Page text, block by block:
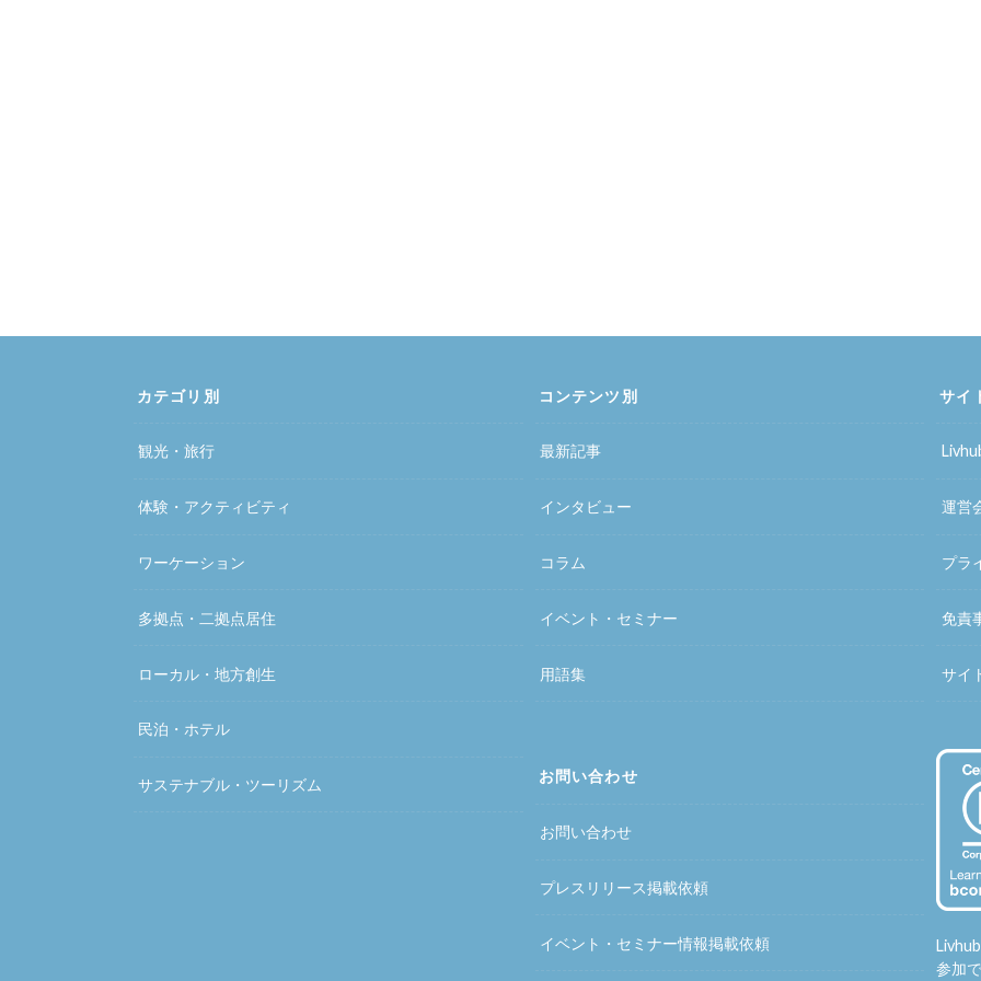
カテゴリ別
観光・旅行
体験・アクティビティ
ワーケーション
多拠点・二拠点居住
ローカル・地方創生
民泊・ホテル
サステナブル・ツーリズム
コンテンツ別
最新記事
インタビュー
コラム
イベント・セミナー
用語集
お問い合わせ
お問い合わせ
プレスリリース掲載依頼
イベント・セミナー情報掲載依頼
サイ
運営
プラ
免責
サイ
参加